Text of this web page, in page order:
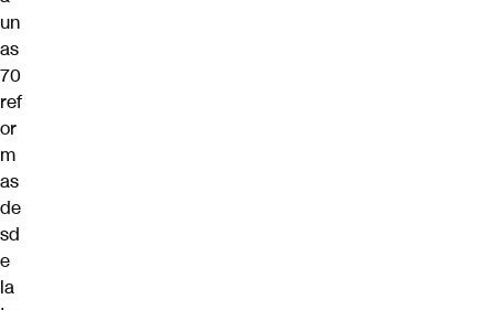
un
as
70
ref
or
m
as
de
sd
e
la